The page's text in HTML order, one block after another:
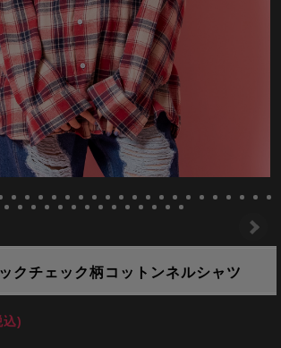
クチェック柄コットンネルシャツ
込)